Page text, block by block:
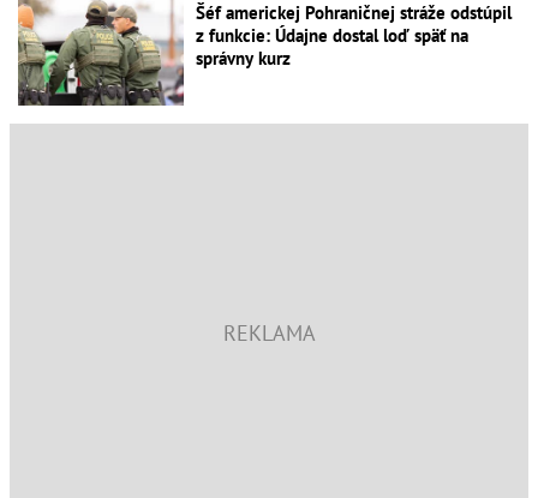
Šéf americkej Pohraničnej stráže odstúpil
z funkcie: Údajne dostal loď späť na
správny kurz